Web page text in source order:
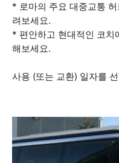
* 로마의 주요 대중교통
려보세요.
* 편안하고 현대적인 코치
해보세요.
사용 (또는 교환) 일자를